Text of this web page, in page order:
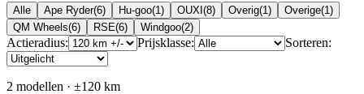
Alle Ape Ryder(6) Hu-goo(1 ) OUXI (8) Overig(1 ) Overige(1 )
QM Wheels(6) RSE(6) Windgoo(2)
Actieradius: Prijsklasse: Sorteren:
2 modellen · ±120 km